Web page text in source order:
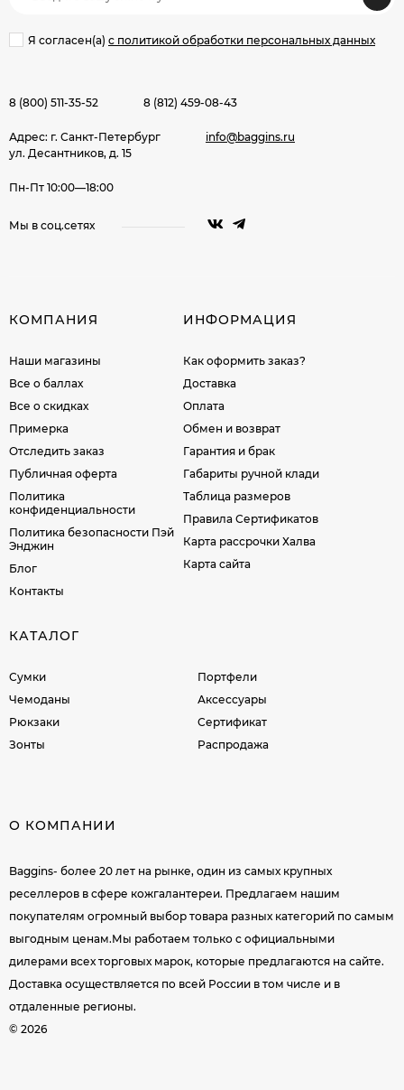
Я согласен(a) с политикой обработки персональных данных
8 (800) 511-35-52 8 (812) 459-08-43
Адрес: г. Санкт-Петербург
ул. Десантников, д. 15
info@baggins.ru
Пн-Пт 10:00—18:00
Мы в соц.сетях
КОМПАНИЯ
Наши магазины
Все о баллах
Все о скидках
Примерка
Отследить заказ
Публичная оферта
Политика
конфиденциальности
Политика безопасности Пэй
Энджин
Блог
Контакты
ИНФОРМАЦИЯ
Как оформить заказ?
Доставка
Оплата
Обмен и возврат
Гарантия и брак
Габариты ручной клади
Таблица размеров
Правила Сертификатов
Карта рассрочки Халва
Карта сайта
КАТАЛОГ
Сумки
Чемоданы
Рюкзаки
Зонты
Портфели
Аксессуары
Сертификат
Распродажа
О КОМПАНИИ
Baggins- более 20 лет на рынке, один из самых крупных
реселлеров в сфере кожгалантереи. Предлагаем нашим
покупателям огромный выбор товара разных категорий по самым
выгодным ценам.Мы работаем только с официальными
дилерами всех торговых марок, которые предлагаются на сайте.
Доставка осуществляется по всей России в том числе и в
отдаленные регионы.
© 2026